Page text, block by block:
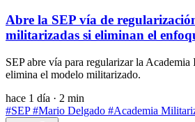
Abre la SEP vía de
militarizadas si eliminan el
SEP abre vía para regularizar la Academia
elimina el modelo militarizado.
hace 1 día · 2 min
#SEP#Mario Delgado #Academia